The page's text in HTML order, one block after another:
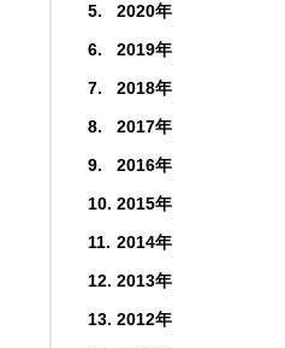
2020年
2019年
2018年
2017年
2016年
2015年
2014年
2013年
2012年